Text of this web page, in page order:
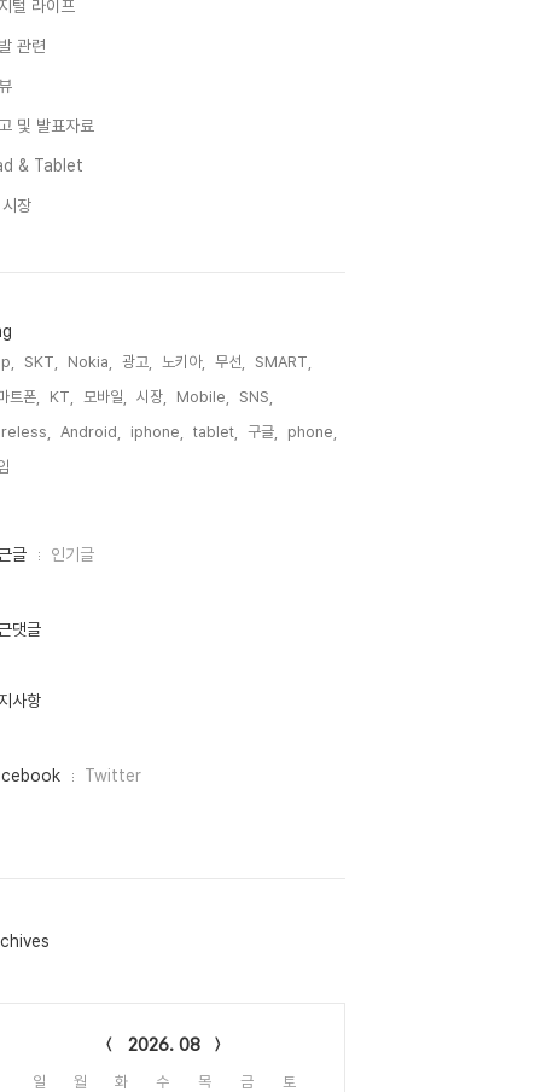
털 라이프
관련
및 발표자료
& Tablet
장
SKT, Nokia, 광고, 노키아, 무선,
SMART,
트폰,
KT, 모바일, 시장, Mobile,
SNS,
Android, iphone, tablet, 구글,
phone,
,
글 인기글
댓글
사항
Twitter
2026. 08
일 월 화 수 목 금 토